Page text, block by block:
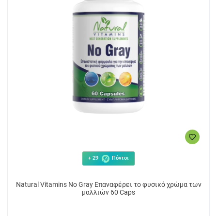
+ 29 Πόντοι
Natural Vitamins No Gray Επαναφέρει το φυσικό χρώμα των
μαλλιών 60 Caps